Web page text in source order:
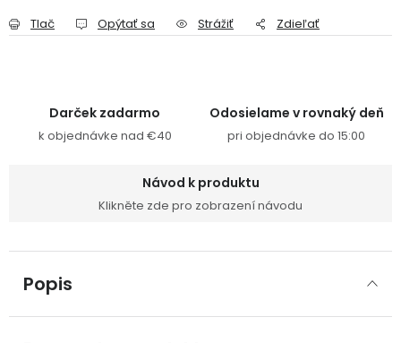
Tlač Opýtať sa Strážiť Zdieľať
Darček zadarmo
k objednávke nad €40
Odosielame v rovnaký deň
pri objednávke do 15:00
Návod k produktu
Klikněte zde pro zobrazení návodu
Popis